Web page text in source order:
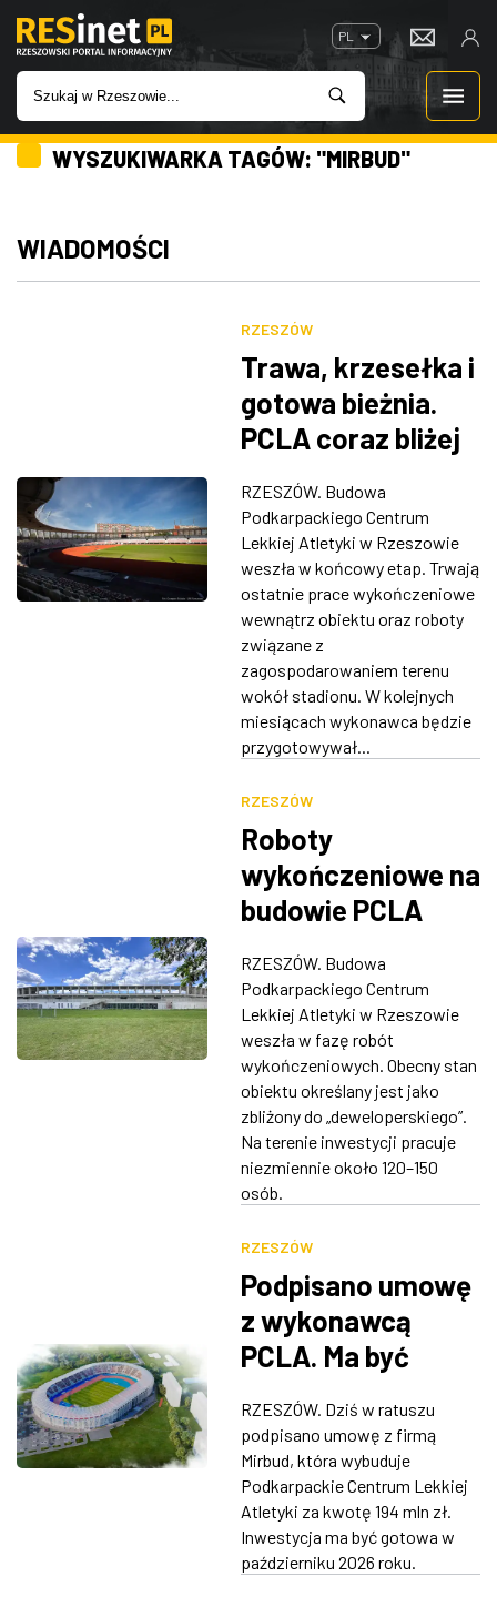
PL
WIADOMOŚCI
INWESTYCJE
GASTRONOMIA
ZDJĘCIA
W RZESZOWIE
WYSZUKIWARKA TAGÓW: "MIRBUD"
WIADOMOŚCI
RZESZÓW
Trawa, krzesełka i
gotowa bieżnia.
PCLA coraz bliżej
[ZDJĘCIA]
RZESZÓW. Budowa
Podkarpackiego Centrum
Lekkiej Atletyki w Rzeszowie
weszła w końcowy etap. Trwają
ostatnie prace wykończeniowe
wewnątrz obiektu oraz roboty
związane z
zagospodarowaniem terenu
wokół stadionu. W kolejnych
miesiącach wykonawca będzie
przygotowywał...
RZESZÓW
Roboty
wykończeniowe na
budowie PCLA
RZESZÓW. Budowa
Podkarpackiego Centrum
Lekkiej Atletyki w Rzeszowie
weszła w fazę robót
wykończeniowych. Obecny stan
obiektu określany jest jako
zbliżony do „deweloperskiego”.
Na terenie inwestycji pracuje
niezmiennie około 120–150
osób.
RZESZÓW
Podpisano umowę
z wykonawcą
PCLA. Ma być
2026 roku
RZESZÓW. Dziś w ratuszu
podpisano umowę z firmą
Mirbud, która wybuduje
Podkarpackie Centrum Lekkiej
Atletyki za kwotę 194 mln zł.
Inwestycja ma być gotowa w
październiku 2026 roku.